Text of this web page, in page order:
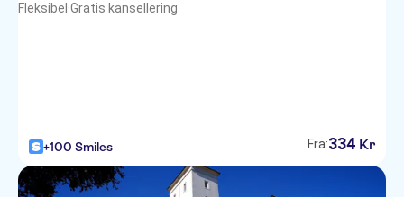
Fleksibel ·Gratis kansellering
+100 Smiles Fra:334 Kr